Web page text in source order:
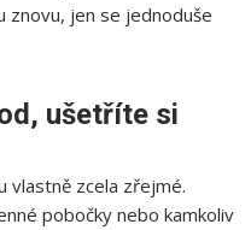
znovu, jen se jednoduše
ušetříte si
vlastně zcela zřejmé.
pobočky nebo kamkoliv